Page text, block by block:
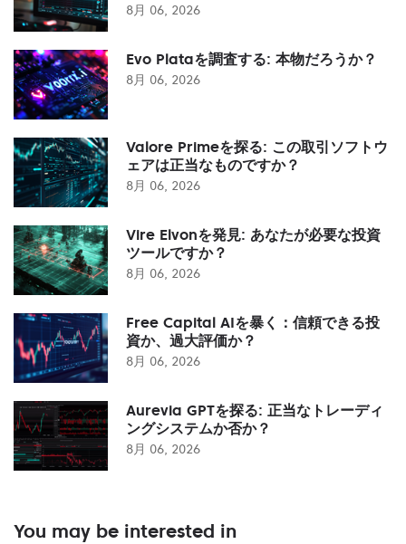
8月 06, 2026
Evo Plataを調査する: 本物だろうか？
8月 06, 2026
Valore Primeを探る: この取引ソフトウ
ェアは正当なものですか？
8月 06, 2026
Vire Elvonを発見: あなたが必要な投資
ツールですか？
8月 06, 2026
Free Capital AIを暴く：信頼できる投
資か、過大評価か？
8月 06, 2026
Aurevia GPTを探る: 正当なトレーディ
ングシステムか否か？
8月 06, 2026
You may be interested in